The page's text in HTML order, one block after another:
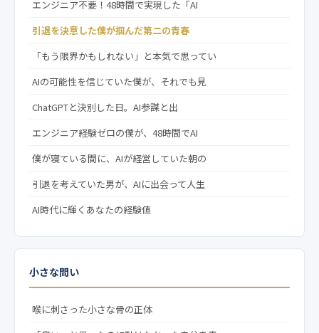
エンジニア不要！48時間で実現した「AI
引退を決意した僕が掴んだ第二の青春
「もう限界かもしれない」と本気で思ってい
AIの可能性を信じていた僕が、それでも見
ChatGPTと決別した日。AI参謀と出
エンジニア経験ゼロの僕が、48時間でAI
僕が寝ている間に、AIが経営していた朝の
引退を考えていた男が、AIに出会って人生
AI時代に輝くあなたの経験値
小さな問い
喉に刺さった小さな骨の正体